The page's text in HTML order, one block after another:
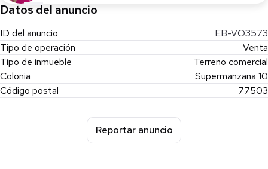
Proyecto de departamentos
Condominio residencial
Desarrollo orientado a inversión (renta tradicional o vacacional,
sujeto a normativa)
Datos del anuncio
ID del anuncio
EB-VO3573
Tipo de operación
Venta
Tipo de inmueble
Terreno comercial
Colonia
Supermanzana 10
Código postal
77503
Reportar anuncio